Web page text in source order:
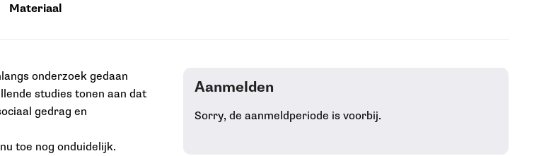
Materiaal
onderzoek gedaan
studies tonen aan dat
gedrag en
toe nog onduidelijk.
Aanmelden
Sorry, de aanmeldperiode is voorbij.